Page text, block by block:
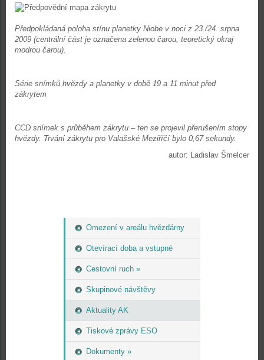
Omezení v areálu hvězdárny
Otevírací doba a vstupné
Cestovní ruch »
Skupinové návštěvy
Aktuality AK
Tiskové zprávy ESO
Dokumenty »
Předpokládaná poloha stínu planetky Niobe v noci z 23./24. srpna
2009 (centrální část je označena zelenou čarou, teoretický okraj
modrou čarou).
Série snímků hvězdy a planetky v době 19 a 11 minut před
zákrytem
CCD snímek s průběhem zákrytu – ten se projevil přerušením stopy
hvězdy. Trvání zákrytu pro Valašské Meziříčí bylo 0,67 sekundy.
autor: Ladislav Šmelcer